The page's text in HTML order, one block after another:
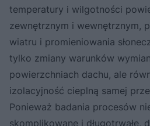
temperatury i wilgotności
zewnętrznym i wewnętrznym,
wiatru i promieniowania
tylko zmiany warunków
powierzchniach dachu, ale
izolacyjność cieplną samej
Ponieważ badania procesów
skomplikowane i długotrwałe,